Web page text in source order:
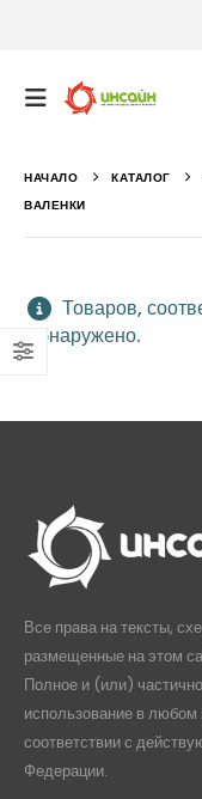
НАЧАЛО КАТАЛОГ
ВАЛЕНКИ
Товаров,
обнаружено.
Все права на тексты,
размещенные на этом
Полное и (или)
использование в
соответствии с
Федерации.